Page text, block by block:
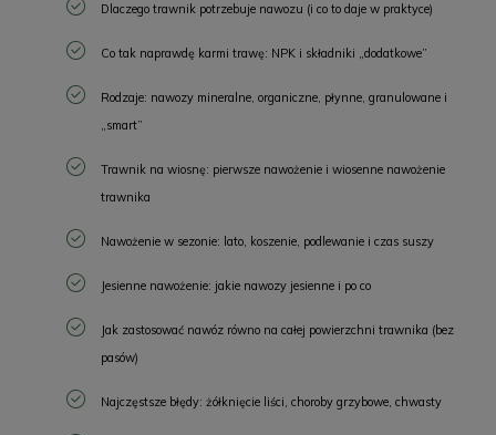
Dlaczego trawnik potrzebuje nawozu (i co to daje w praktyce)
Co tak naprawdę karmi trawę: NPK i składniki „dodatkowe”
Rodzaje: nawozy mineralne, organiczne, płynne, granulowane i
„smart”
Trawnik na wiosnę: pierwsze nawożenie i wiosenne nawożenie
trawnika
Nawożenie w sezonie: lato, koszenie, podlewanie i czas suszy
Jesienne nawożenie: jakie nawozy jesienne i po co
Jak zastosować nawóz równo na całej powierzchni trawnika (bez
pasów)
Najczęstsze błędy: żółknięcie liści, choroby grzybowe, chwasty